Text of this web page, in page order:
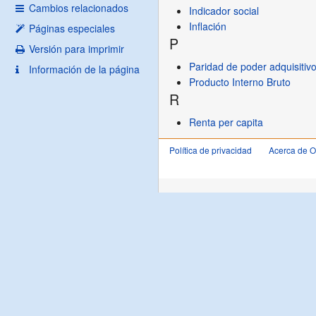
Cambios relacionados
Páginas especiales
Versión para imprimir
Información de la página
Indicador social
Inflación
P
Paridad de poder adquisitivo
Producto Interno Bruto
R
Renta per capita
Política de privacidad Acerca de